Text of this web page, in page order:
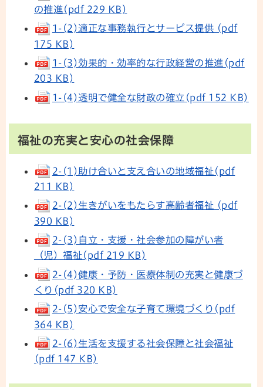
の推進(pdf 229 KB)
1-(2)適正な事務執行とサービス提供 (pdf
175 KB)
1-(3)効果的・効率的な行政経営の推進(pdf
203 KB)
1-(4)透明で健全な財政の確立(pdf 152 KB)
福祉の充実と安心の社会保障
2-(1)助け合いと支え合いの地域福祉(pdf
211 KB)
2-(2)生きがいをもたらす高齢者福祉 (pdf
390 KB)
2-(3)自立・支援・社会参加の障がい者
（児）福祉(pdf 219 KB)
2-(4)健康・予防・医療体制の充実と健康づ
くり(pdf 320 KB)
2-(5)安心で安全な子育て環境づくり(pdf
364 KB)
2-(6)生活を支援する社会保障と社会福祉
(pdf 147 KB)